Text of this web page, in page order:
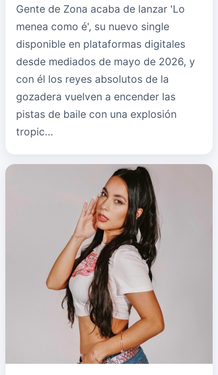
Gente de Zona acaba de lanzar 'Lo
menea como é', su nuevo single
disponible en plataformas digitales
desde mediados de mayo de 2026, y
con él los reyes absolutos de la
gozadera vuelven a encender las
pistas de baile con una explosión
tropic…